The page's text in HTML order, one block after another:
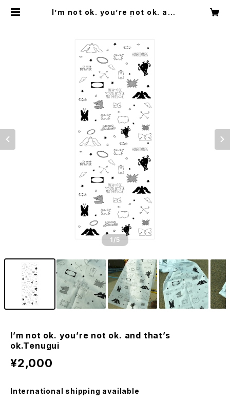
I’m not ok. you’re not ok. and
1/5
I’m not ok. you’re not ok. and that’s
ok.Tenugui
¥2,000
International shipping available